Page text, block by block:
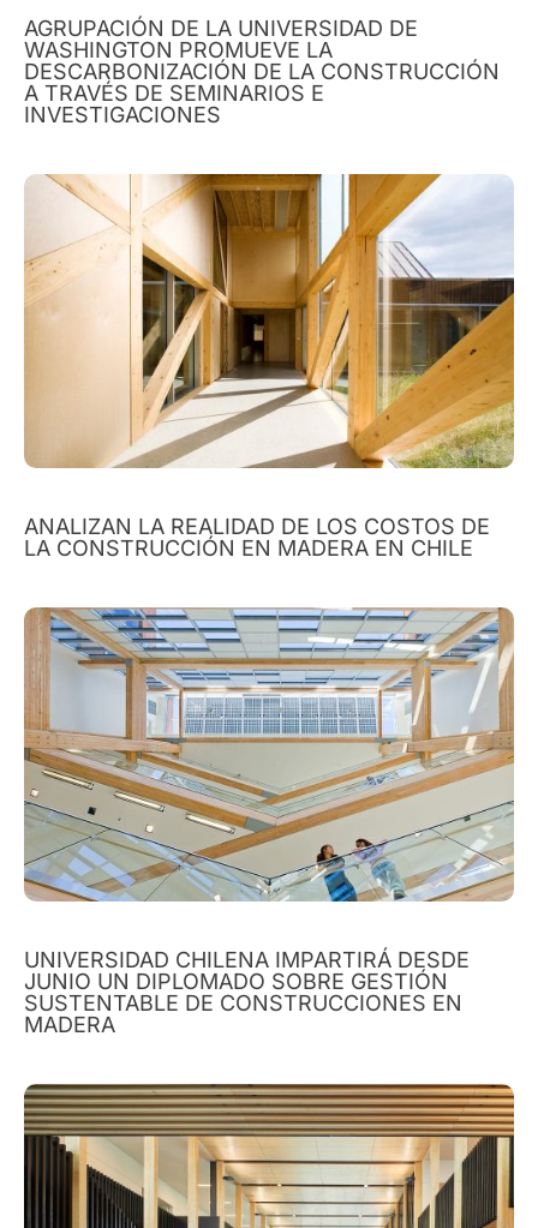
AGRUPACIÓN DE LA UNIVERSIDAD DE
WASHINGTON PROMUEVE LA
DESCARBONIZACIÓN DE LA CONSTRUCCIÓN
A TRAVÉS DE SEMINARIOS E
INVESTIGACIONES
ANALIZAN LA REALIDAD DE LOS COSTOS DE
LA CONSTRUCCIÓN EN MADERA EN CHILE
UNIVERSIDAD CHILENA IMPARTIRÁ DESDE
JUNIO UN DIPLOMADO SOBRE GESTIÓN
SUSTENTABLE DE CONSTRUCCIONES EN
MADERA